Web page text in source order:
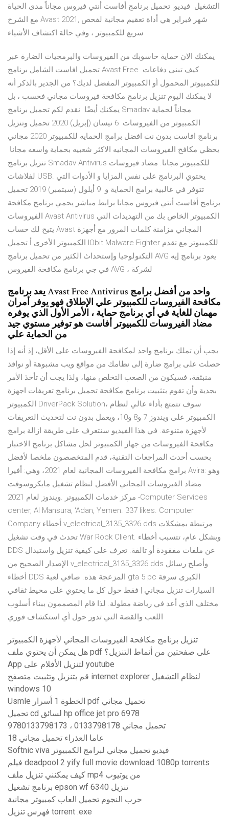
التشغيل فيديو: تحميل برنامج أفاست أنتي فيروس مجاناً مدى الحياة
مع الشرح Avast 2021, شهر فبراير هي أداة تعقيم مجانية لفحص
يمكنك الان حماية حاسوبك من الفيروسات والبرمجيات الضارة عبر
تحميل افاست الشامل برنامج Avast Free كيف تبني دفاعات
للكمبيوتر المحمول أو الكمبيوتر المفضل لديك؟ من الجدير بالذكر أنه
لا يمكنك اليوم تنزيل برنامج مكافحة فيروسات مجاني فحسب ، بل
يمكنك أيضًا نقدم لكم تحميل برنامج Smadav مجاناً لحماية
الكمبيوتر من الفيروسات 6 نيسان (إبريل) 2020 تحميل وتنزيل
برنامج افاست بدون نت افضل برامج الحمايه للكمبيوتر 2020 مجاني
يحظي مكافح الفيروسات المجانيه الاكثر شعبيه بحماية واسعه مجانا
تنزيل برنامج Smadav Antivirus للكمبيوتر مجانا. مضاد فيروسات
لفلاشات USB. يحتوي البرنامج على نفس المزايا و الأدوات التي
تتوفر في غالبية برامج الحماية و 9 أيلول (سبتمبر) 2019 تحميل
برنامج أفاست أنتي فيروس مجانا برابط مباشر يحمي برنامج مكافحة
الفيروسات Avast Antivirus الكمبيوتر الخاص بك من التهديدات التي
يتيح لك حساب Avast المجاني مزامنة كلمات المرور مع أجهزة
الكمبيوتر الأخرى أ تحميل IObit Malware Fighter للكمبيوتر مع تقدم
التكنولوجيا وإستحداث الكثير من تحميل برنامج AVG يعود برنامج إيه
يعد برنامج Avast Free Antivirus واحد من أفضل برامج
مكافحة الفيروسات للكمبيوتر علي الإطلاق فهو يوفر أمران
مهمان للغاية في أي برنامج حماية ، الأمر الأول الذي يوفره
مضاد الفيروسات للكمبيوتر أفاست هو توفير مستوي جيد
من الحماية علي
يجب أن تملك برنامج واحد لمكافحة الفيروسات على الأقل، إذ أنه إذا
حصلت على برامج ضارة إلى نظامك من مواقع ويب مشبوهة أو نوافذ
منبثقة، فسيكون من الصعب التخلص منها، ولذا يجب أن تأخذ الأمر
بجدية وأن تقوم بتثبيت برنامج مكافحة تحميل برنامج تعريفات اجهزة
الكمبيوتر DriverPack Solution، سوف تتمتع بأداء عالي لنظام
الكمبيوتر على ويندوز 7 و8 و10، ويعمل بدون نت لتحديث التعريفات
لأجهزة متنوعة. في هذا الفيديو سنتعرف على طريقة ازالة برامج
مكافحة الفيروسات من جهاز الكمبيوتر لحل مشاكل برنامج الاختبار
بحسب أحدث المراجعات التقنية، قدم المتخصصون ملخصا لأفضل
برامج مكافحة الفيروسات المجانية لعام 2021، وهي: أفيرا Avira: وهو
مضاد الفيروسات المجاني الأفضل لنظام تشغيل مايكروسوفت
ويندوز لعام 2021. ‎مركز خدمات الكمبيوتر -Computer Services
center‎, Al Mansura, ‘Adan, Yemen. 337 likes. Computer
Company أخطاء v_electrical_3135_3326.dds مرتبطة بمشكلات
تحدث في وقت تشغيل War Rock Client. وبشكل عام، تتسبب أخطاء
DDS عن ملفات مفقودة أو تالفة. تعرف على كيفية تنزيل واستبدال
الإصدار الصحيح من v_electrical_3135_3326.dds وأصلح رسائل
أخطاء DDS المزعجة هذه. صافي لعبة gta 5 pc الكبرى سرقة
السيارات تنزيل مجاني | فقط حول كل ما يحتوي على محيط ثقافي
مختلف الذي أعد في رياضة مطولة. لذا قام المصممون ببناء أسلوب
اللعب والقصة التي تدور حول أي استكشاف فوري
تنزيل برنامج مكافحة الفيروسات المجاني لأجهزة الكمبيوتر
هل يمكن أن يحتوي ملف pdf على صفحتين من أنماط التنزيل؟
App لتنزيل الأفلام على youtube
قم بتنزيل وتثبيت متصفح internet explorer لنظام التشغيل
windows 10
Usmle الخطوة 1 أسرار pdf تحميل مجاني
تحميل cd لسائق hp office jet pro 6978
9780133798173 ، 0133798178 تحميل مجاني
18 عاما العذراء تحميل مجاني
Softnic viva فيديو تحميل مجاني لبرامج الكمبيوتر
فيلم deadpool 2 yify full movie download 1080p torrents
كيف يمكنني تنزيل ملف mp4 من يوتيوب
برنامج تشغيل epson wf 6340 تنزيل
حرب النجوم تحميل العاب كمبيوتر مجانية
فهرس تنزيل torrent .exe